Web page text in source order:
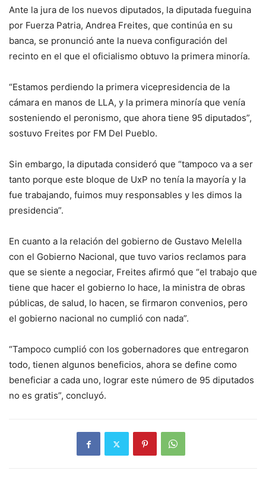
Ante la jura de los nuevos diputados, la diputada fueguina
por Fuerza Patria, Andrea Freites, que continúa en su
banca, se pronunció ante la nueva configuración del
recinto en el que el oficialismo obtuvo la primera minoría.
“Estamos perdiendo la primera vicepresidencia de la
cámara en manos de LLA, y la primera minoría que venía
sosteniendo el peronismo, que ahora tiene 95 diputados”,
sostuvo Freites por FM Del Pueblo.
Sin embargo, la diputada consideró que “tampoco va a ser
tanto porque este bloque de UxP no tenía la mayoría y la
fue trabajando, fuimos muy responsables y les dimos la
presidencia”.
En cuanto a la relación del gobierno de Gustavo Melella
con el Gobierno Nacional, que tuvo varios reclamos para
que se siente a negociar, Freites afirmó que “el trabajo que
tiene que hacer el gobierno lo hace, la ministra de obras
públicas, de salud, lo hacen, se firmaron convenios, pero
el gobierno nacional no cumplió con nada”.
“Tampoco cumplió con los gobernadores que entregaron
todo, tienen algunos beneficios, ahora se define como
beneficiar a cada uno, lograr este número de 95 diputados
no es gratis”, concluyó.